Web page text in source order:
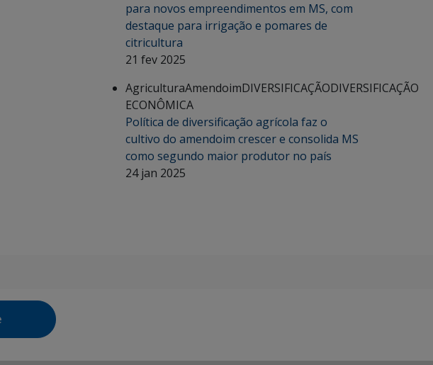
para novos empreendimentos em MS, com
destaque para irrigação e pomares de
citricultura
21 fev 2025
AgriculturaAmendoimDIVERSIFICAÇÃODIVERSIFICAÇÃO
ECONÔMICA
Política de diversificação agrícola faz o
cultivo do amendoim crescer e consolida MS
como segundo maior produtor no país
24 jan 2025